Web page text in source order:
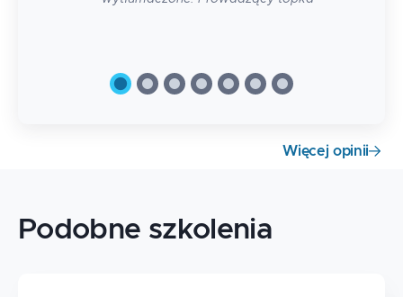
Więcej opinii
Podobne szkolenia